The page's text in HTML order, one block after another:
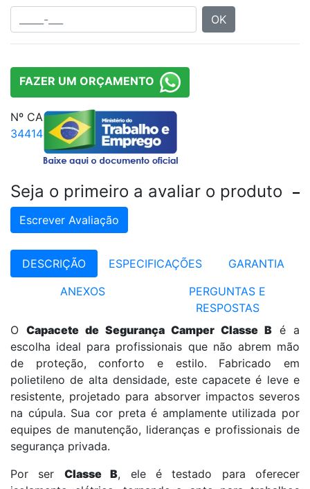
OK
FAZER UM ORÇAMENTO
Nº CA
34414
Seja o primeiro a avaliar o produto
Escrever Avaliação
DESCRIÇÃO ESPECIFICAÇÕES
GARANTIA
ANEXOS
PERGUNTAS E
RESPOSTAS
O Capacete de Segurança Camper Classe B é a
escolha ideal para profissionais que não abrem mão
de proteção, conforto e estilo. Fabricado em
polietileno de alta densidade, este capacete é leve e
resistente, projetado para absorver impactos severos
na cúpula. Sua cor preta é amplamente utilizada por
equipes de manutenção, lideranças e profissionais de
segurança privada.
Por ser Classe B, ele é testado para oferecer